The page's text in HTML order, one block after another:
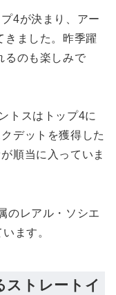
4が決まり、アー
きました。昨季躍
るのも楽しみで
トスはトップ4に
デットを獲得した
順当に入っていま
のレアル・ソシエ
ます。
ストレートイ